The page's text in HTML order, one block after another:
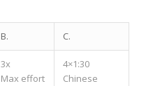
B. C.
3x
Max effort
4×1:30
Chinese